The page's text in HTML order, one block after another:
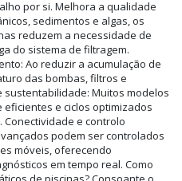
por si. Melhora a qualidade
sedimentos e algas, os
reduzem a necessidade de
do sistema de filtragem.
Ao reduzir a acumulação de
das bombas, filtros e
sustentabilidade: Muitos modelos
e ciclos optimizados
e controlo
podem ser controlados
móveis, oferecendo
em tempo real. Como